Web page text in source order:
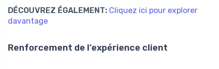
DÉCOUVREZ ÉGALEMENT: Cliquez ici pour explorer
davantage
Renforcement de l’expérience client